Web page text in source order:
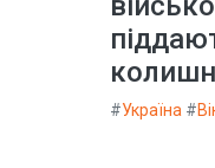
#Україна #